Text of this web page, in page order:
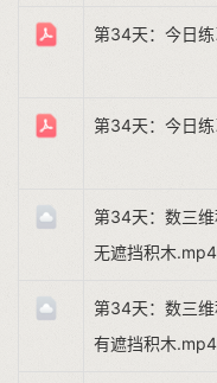
第34天：今日
第34天：今日
第34天：数三维
无遮挡积木.mp4
第34天：数三
有遮挡积木.mp4